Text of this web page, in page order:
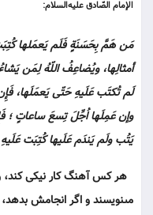
الإمام الصّادق عليه‌السلام:
مَن هَمَّ بِحَسَنَةٍ فَلَم يَعمَلها
أمثالِها، ويُضاعِفُ اللّهُ لِمَن
لَم تُكتَب عَلَيهِ حَتّى يَعمَلَها،
وإن عَمِلَها اُجِّلَ تِسعَ ساعاتٍ ؛
يَتُب ولَم يَندَم عَلَيها كُتِبَت
هر كس آهنگ كار نيكى كند،
مى‏نويسند و اگر انجامش